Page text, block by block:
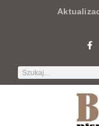
Aktualizacja